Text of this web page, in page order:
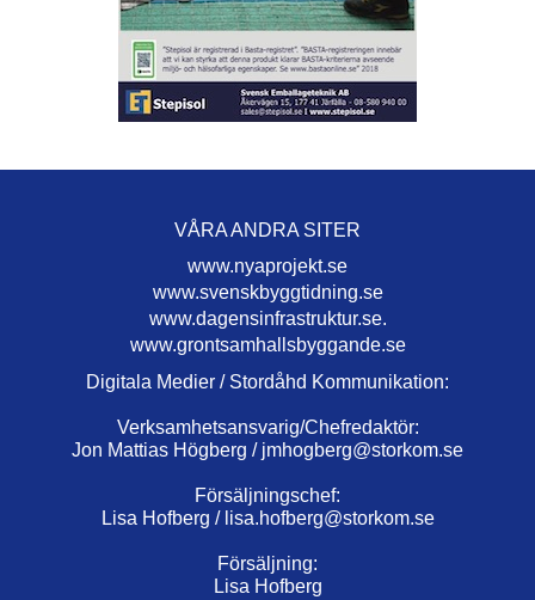
VÅRA ANDRA SITER
www.nyaprojekt.se
www.svenskbyggtidning.se
www.dagensinfrastruktur.se.
www.grontsamhallsbyggande.se
Digitala Medier / Stordåhd Kommunikation:
Verksamhetsansvarig/Chefredaktör:
Jon Mattias Högberg / jmhogberg@storkom.se
Försäljningschef:
Lisa Hofberg / lisa.hofberg@storkom.se
Försäljning:
Lisa Hofberg